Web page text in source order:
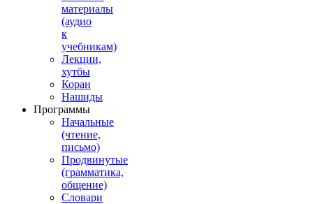
материалы
(аудио
к
учебникам)
Лекции,
хутбы
Коран
Нашиды
Программы
Начальные
(чтение,
письмо)
Продвинутые
(грамматика,
общение)
Словари